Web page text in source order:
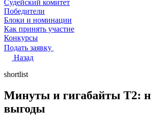
Судейский комитет
Победители
Блоки и номинации
Как принять участие
Конкурсы
Подать заявку
Назад
shortlist
Минуты и гигабайты Т2:
выгоды